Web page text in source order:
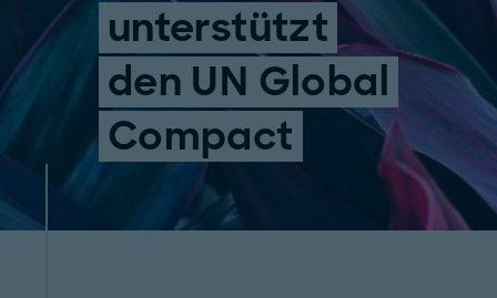
unterstützt
den UN Global
Compact